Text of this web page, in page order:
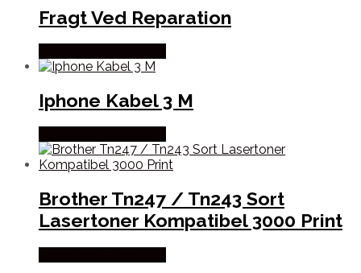
Fragt Ved Reparation
Iphone Kabel 3 M
Brother Tn247 / Tn243 Sort
Lasertoner Kompatibel 3000 Print